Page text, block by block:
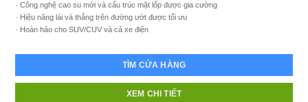
Công nghệ cao su mới và cấu trúc mặt lốp được gia cường
Hiệu năng lái và thắng trên đường ướt được tối ưu
Hoàn hảo cho SUV/CUV và cả xe điện
TÌM CỬA HÀNG
XEM CHI TIẾT